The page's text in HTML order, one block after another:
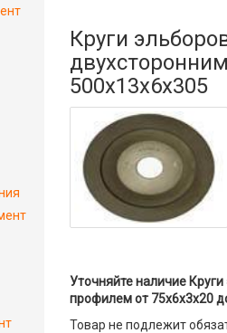
Круги
500х13х6х305
Уточняйте наличие
профилем от 75х6х3х20
Товар не подлежит